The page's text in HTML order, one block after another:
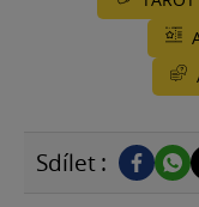
Sdílet :